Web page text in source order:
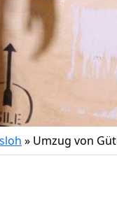
» Umzug von